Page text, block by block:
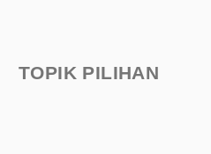
TOPIK PILIHAN